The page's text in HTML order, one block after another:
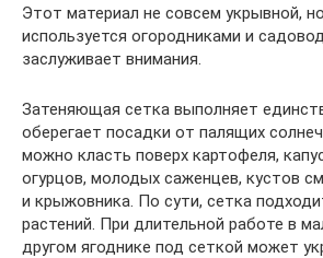
Этот материал не совсем укрывной,
используется огородниками и
заслуживает внимания.
Затеняющая сетка выполняет
оберегает посадки от палящих
можно класть поверх картофеля,
огурцов, молодых саженцев, кустов
и крыжовника. По сути, сетка
растений. При длительной работе в
другом ягоднике под сеткой может